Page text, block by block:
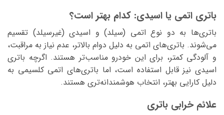
باتری اتمی یا اسیدی: کدام بهتر است؟
باتری‌ها به دو نوع اتمی (سیلد) و اسیدی (غیرسیلد) تقسیم
می‌شوند. باتری‌های اتمی به دلیل دوام بالاتر، عدم نیاز به مراقبت،
و آلودگی کمتر، برای این خودرو مناسب‌تر هستند. اگرچه باتری
اسیدی نیز قابل استفاده است، اما باتری‌های اتمی کلسیمی به
دلیل کارایی بهتر، انتخاب هوشمندانه‌تری هستند.
علائم خرابی باتری